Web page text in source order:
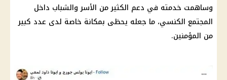
وساهمت خدمته في دعم الكثير من الأسر والشباب داخل
المجتمع الكنسي، ما جعله يحظى بمكانة خاصة لدى عدد كبير
من المؤمنين.